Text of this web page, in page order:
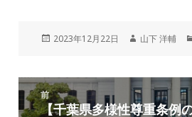
投
2023年12月22日
作
山下 洋輔
投
稿
前
前
【千葉県多様性尊重条例